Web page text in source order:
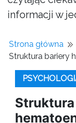
informacji w
Strona główna
Struktura bariery